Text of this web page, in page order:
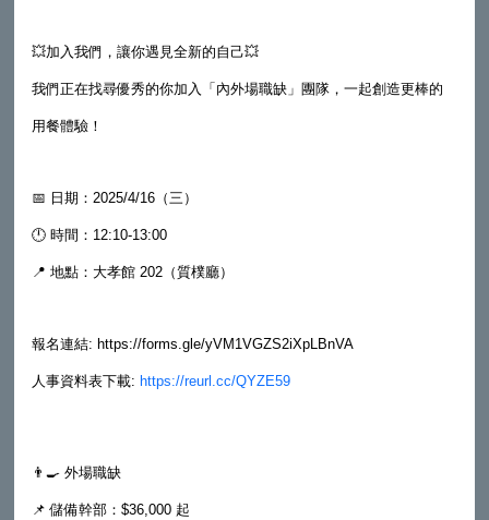
💥加入我們，讓你遇見全新的自己💥
我們正在找尋優秀的你加入「內外場職缺」團隊，一起創造更棒的
用餐體驗！
📅 日期：2025/4/16（三）
🕛 時間：12:10-13:00
📍 地點：大孝館 202（質樸廳）
報名連結: https://forms.gle/yVM1VGZS2iXpLBnVA
人事資料表下載: https://reurl.cc/QYZE59
👨‍🍳 外場職缺
📌 儲備幹部：$36,000 起